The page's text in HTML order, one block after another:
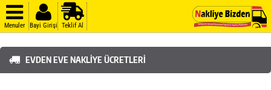
Menuler Bayi Girişi Teklif Al
EVDEN EVE NAKLIYE ÜCRETLERI